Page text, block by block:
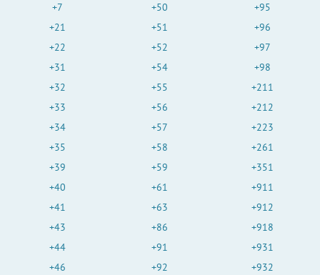
+7
+21
+22
+31
+32
+33
+34
+35
+39
+40
+41
+43
+44
+46
+50
+51
+52
+54
+55
+56
+57
+58
+59
+61
+63
+86
+91
+92
+95
+96
+97
+98
+211
+212
+223
+261
+351
+911
+912
+918
+931
+932